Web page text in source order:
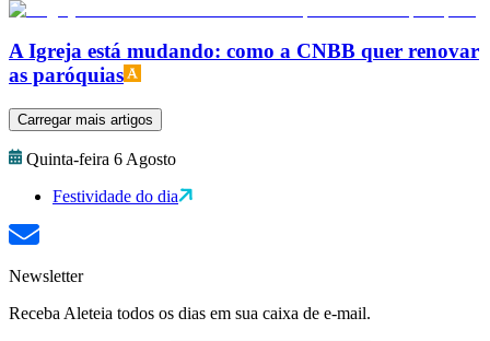
A Igreja está mudando: como a CNBB quer renovar
as paróquias
Carregar mais artigos
Quinta-feira 6 Agosto
Festividade do dia
Newsletter
Receba Aleteia todos os dias em sua caixa de e-mail.